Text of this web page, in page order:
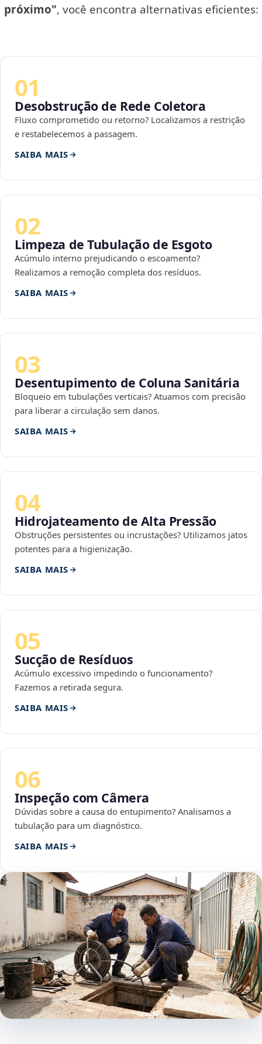
próximo", você encontra alternativas eficientes:
01
Desobstrução de Rede Coletora
Fluxo comprometido ou retorno? Localizamos a restrição
e restabelecemos a passagem.
SAIBA MAIS
02
Limpeza de Tubulação de Esgoto
Acúmulo interno prejudicando o escoamento?
Realizamos a remoção completa dos resíduos.
SAIBA MAIS
03
Desentupimento de Coluna Sanitária
Bloqueio em tubulações verticais? Atuamos com precisão
para liberar a circulação sem danos.
SAIBA MAIS
04
Hidrojateamento de Alta Pressão
Obstruções persistentes ou incrustações? Utilizamos jatos
potentes para a higienização.
SAIBA MAIS
05
Sucção de Resíduos
Acúmulo excessivo impedindo o funcionamento?
Fazemos a retirada segura.
SAIBA MAIS
06
Inspeção com Câmera
Dúvidas sobre a causa do entupimento? Analisamos a
tubulação para um diagnóstico.
SAIBA MAIS